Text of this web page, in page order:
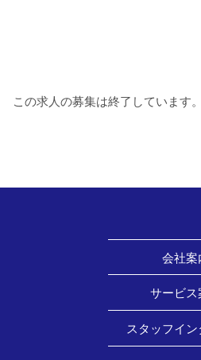
この求人の募集は終了しています。
会社案
サービス
スタッフイ